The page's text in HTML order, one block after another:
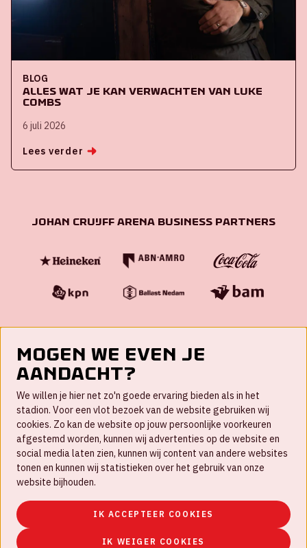
BLOG
Alles wat je kan verwachten van Luke
Combs
6 juli 2026
Lees verder
Johan Cruijff ArenA Business Partners
Werken bij
Disclaimer
Mogen we even je
aandacht?
We willen je hier net zo'n goede ervaring bieden als in het
stadion. Voor een vlot bezoek van de website gebruiken wij
cookies. Zo kan de website op jouw persoonlijke voorkeuren
afgestemd worden, kunnen wij advertenties op de website en
social media laten zien, kunnen wij content van andere websites
tonen en kunnen wij statistieken over het gebruik van onze
website bijhouden.
IK ACCEPTEER COOKIES
IK WEIGER COOKIES